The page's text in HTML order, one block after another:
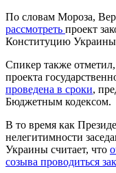
По словам Мороза,
рассмотреть проект
Конституцию
Спикер также
проекта
проведена в сроки,
Бюджетным кодексом.
В то время как
нелегитимности
Украины считает, что
созыва проводиться